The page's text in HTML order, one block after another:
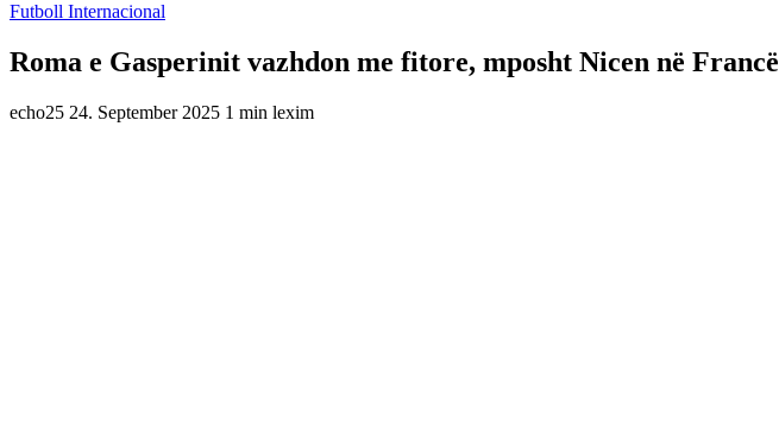
Futboll Internacional
Roma e Gasperinit vazhdon me fitore, mposht Nicen në Francë
echo25 24. September 2025 1 min lexim